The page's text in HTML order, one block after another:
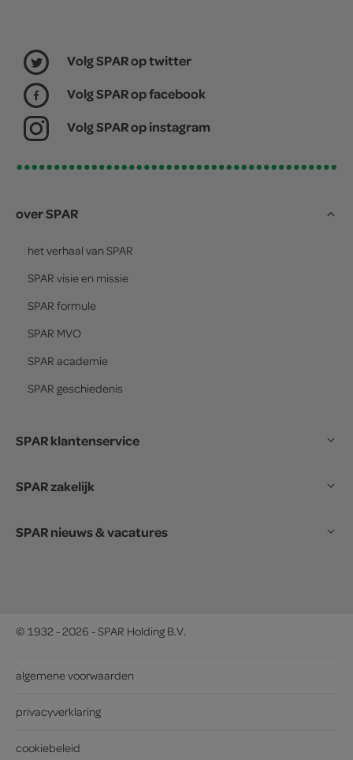
Volg SPAR op twitter
Volg SPAR op facebook
Volg SPAR op instagram
over SPAR
het verhaal van SPAR
SPAR visie en missie
SPAR formule
SPAR MVO
SPAR academie
SPAR geschiedenis
SPAR klantenservice
SPAR zakelijk
SPAR nieuws & vacatures
© 1932 - 2026 - SPAR Holding B.V.
algemene voorwaarden
privacyverklaring
cookiebeleid